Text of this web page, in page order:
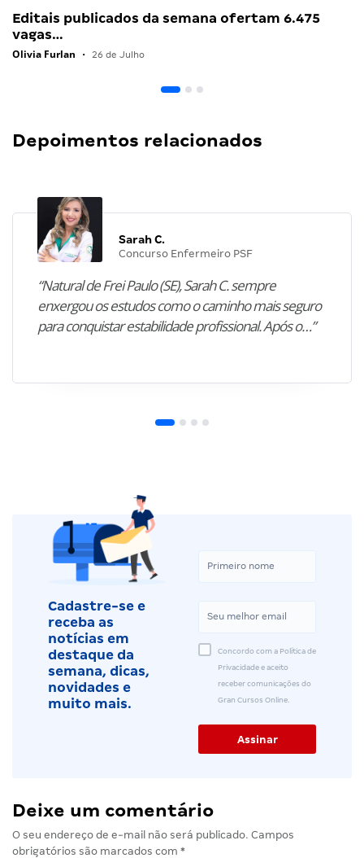
Editais publicados da semana ofertam 6.475
vagas…
Olivia Furlan • 26 de Julho
Depoimentos relacionados
Sarah C.
Concurso Enfermeiro PSF
“Natural de Frei Paulo (SE), Sarah C. sempre
enxergou os estudos como o caminho mais seguro
para conquistar estabilidade profissional. Após o…”
Cadastre-se e
receba as
notícias em
destaque da
semana, dicas,
novidades e
muito mais.
Concordo com a Política de
Privacidade e aceito
receber comunicações do
Gran Cursos Online.
Deixe um comentário
O seu endereço de e-mail não será publicado. Campos
obrigatórios são marcados com *